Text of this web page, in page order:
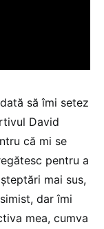
să îmi setez
David
că mi se
pentru a
mai sus,
dar îmi
mea, cumva